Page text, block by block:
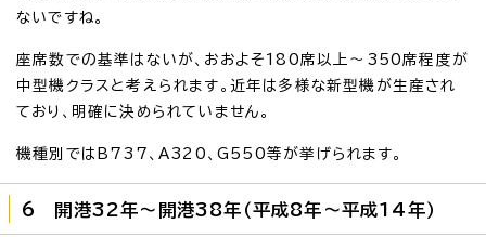
ないですね。
座席数での基準はないが、おおよそ180席以上～350席程度が
中型機クラスと考えられます。近年は多様な新型機が生産され
ており、明確に決められていません。
機種別ではB737、A320、G550等が挙げられます。
6 開港32年～開港38年（平成8年～平成14年）